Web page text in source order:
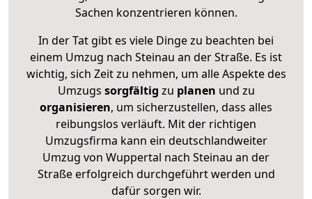
Sachen konzentrieren können.
In der Tat gibt es viele Dinge zu beachten bei
einem Umzug nach Steinau an der Straße. Es ist
wichtig, sich Zeit zu nehmen, um alle Aspekte des
Umzugs sorgfältig zu planen und zu
organisieren, um sicherzustellen, dass alles
reibungslos verläuft. Mit der richtigen
Umzugsfirma kann ein deutschlandweiter
Umzug von Wuppertal nach Steinau an der
Straße erfolgreich durchgeführt werden und
dafür sorgen wir.